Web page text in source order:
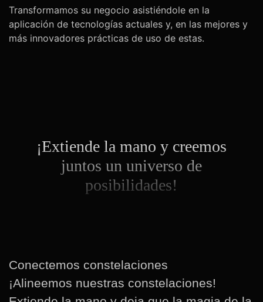
Transformamos su negocio asistiéndole en la
aplicación de tecnologías actuales y, en las mejores y
más innovadores prácticas de uso de estas.
¡Extiende la mano y creemos
juntos un universo de
posibilidades!
Conectemos constelaciones
¡Alineemos nuestras constelaciones!